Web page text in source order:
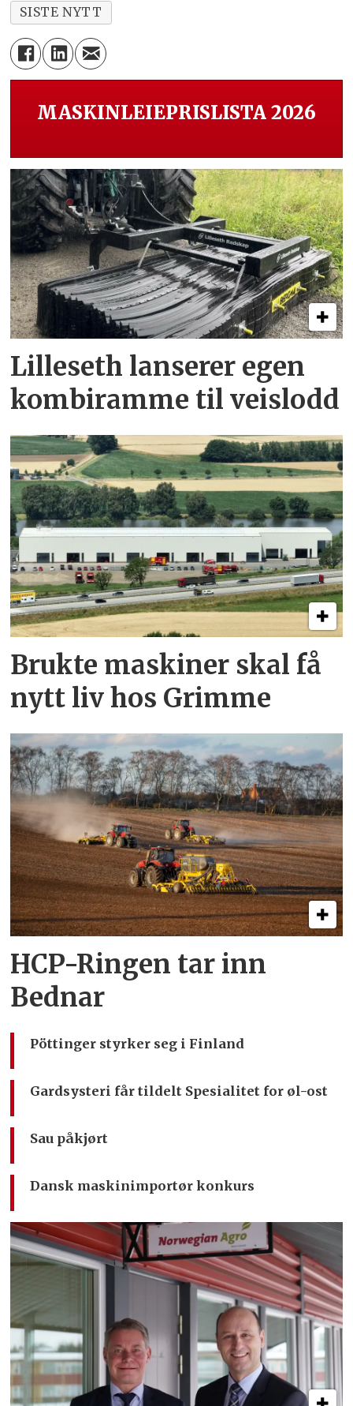
SISTE NYTT
MASKINLEIEPRISLISTA 2026
Lilleseth lanserer egen
kombi­ramme til veislodd
Brukte maskiner skal få
nytt liv hos Grimme
HCP-Ringen tar inn
Bednar
Pöttinger styrker seg i Finland
Gardsysteri får tildelt Spesialitet for øl-ost
Sau påkjørt
Dansk maskinimportør konkurs